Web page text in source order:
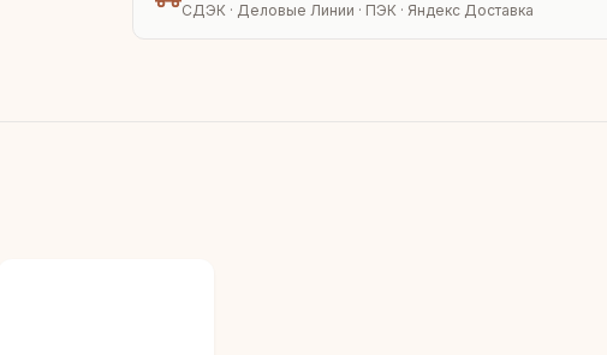
СДЭК · Деловые Линии · ПЭК · Яндекс Доставка